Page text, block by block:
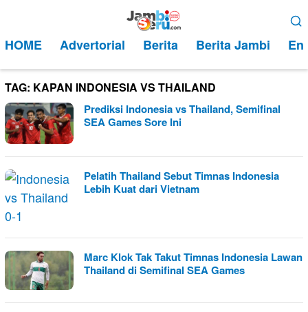
kontenMobile
HOME Advertorial Berita Berita Jambi
TAG: KAPAN INDONESIA VS THAILAND
Prediksi Indonesia vs Thailand, Semifinal
SEA Games Sore Ini
Pelatih Thailand Sebut Timnas Indonesia
Lebih Kuat dari Vietnam
Marc Klok Tak Takut Timnas Indonesia Lawan
Thailand di Semifinal SEA Games